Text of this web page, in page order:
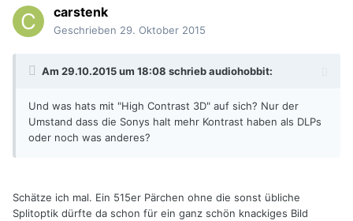
carstenk
Geschrieben 29. Oktober 2015
Am 29.10.2015 um 18:08 schrieb audiohobbit:
Und was hats mit "High Contrast 3D" auf sich? Nur der
Umstand dass die Sonys halt mehr Kontrast haben als DLPs
oder noch was anderes?
Schätze ich mal. Ein 515er Pärchen ohne die sonst übliche
Splitoptik dürfte da schon für ein ganz schön knackiges Bild